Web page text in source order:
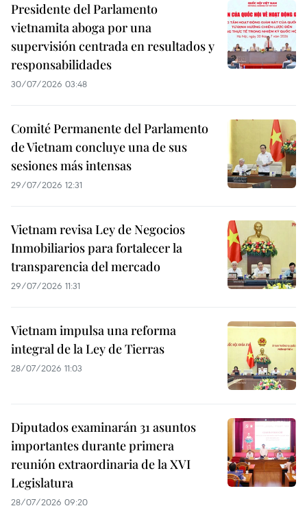
Presidente del Parlamento
vietnamita aboga por una
supervisión centrada en resultados y
responsabilidades
30/07/2026 03:48
Comité Permanente del Parlamento
de Vietnam concluye una de sus
sesiones más intensas
29/07/2026 12:31
Vietnam revisa Ley de Negocios
Inmobiliarios para fortalecer la
transparencia del mercado
29/07/2026 11:31
Vietnam impulsa una reforma
integral de la Ley de Tierras
28/07/2026 11:03
Diputados examinarán 31 asuntos
importantes durante primera
reunión extraordinaria de la XVI
Legislatura
28/07/2026 09:20